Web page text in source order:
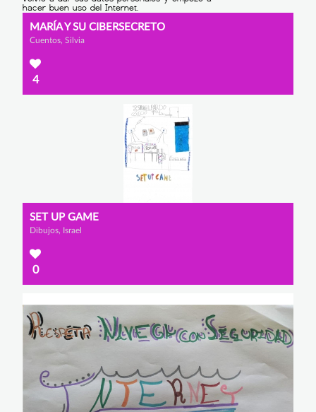
MARÍA Y SU CIBERSECRETO
Cuentos, Silvia
4
SET UP GAME
Dibujos, Israel
0